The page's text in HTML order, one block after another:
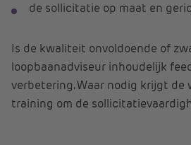
de sollicitatie op maat en
Is de kwaliteit onvoldoende of
loopbaanadviseur inhoudelijk
verbetering. Waar nodig krijgt de
training om de